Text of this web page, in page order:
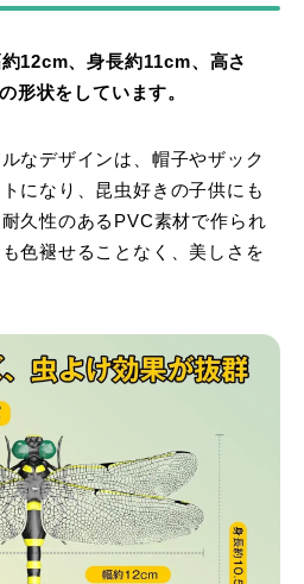
12cm、身長約11cm、高さ
形状をしています。
なデザインは、帽子やザック
になり、昆虫好きの子供にも
久性のあるPVC素材で作られ
色褪せることなく、美しさを